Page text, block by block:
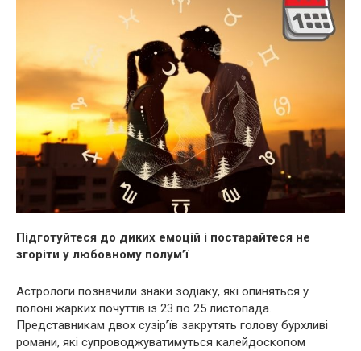
Підготуйтеся до диких емоцій і постарайтеся не
згоріти у любовному полум’ї
Астрологи позначили знаки зодіаку, які опиняться у
полоні жарких почуттів із 23 по 25 листопада.
Представникам двох сузір’їв закрутять голову бурхливі
романи, які супроводжуватимуться калейдоскопом